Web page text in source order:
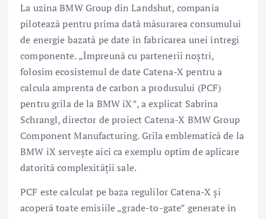
La uzina BMW Group din Landshut, compania
pilotează pentru prima dată măsurarea consumului
de energie bazată pe date în fabricarea unei întregi
componente. „Împreună cu partenerii noştri,
folosim ecosistemul de date Catena-X pentru a
calcula amprenta de carbon a produsului (PCF)
pentru grila de la BMW iX”, a explicat Sabrina
Schrangl, director de proiect Catena-X BMW Group
Component Manufacturing. Grila emblematică de la
BMW iX serveşte aici ca exemplu optim de aplicare
datorită complexităţii sale.
PCF este calculat pe baza regulilor Catena-X şi
acoperă toate emisiile „grade-to-gate” generate în